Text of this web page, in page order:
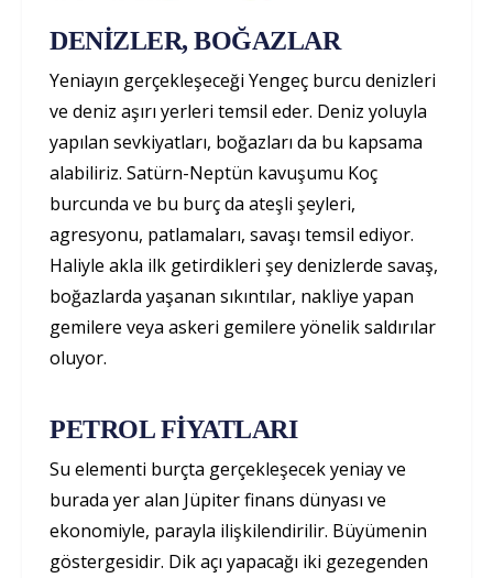
DENİZLER, BOĞAZLAR
Yeniayın gerçekleşeceği Yengeç burcu denizleri
ve deniz aşırı yerleri temsil eder. Deniz yoluyla
yapılan sevkiyatları, boğazları da bu kapsama
alabiliriz. Satürn-Neptün kavuşumu Koç
burcunda ve bu burç da ateşli şeyleri,
agresyonu, patlamaları, savaşı temsil ediyor.
Haliyle akla ilk getirdikleri şey denizlerde savaş,
boğazlarda yaşanan sıkıntılar, nakliye yapan
gemilere veya askeri gemilere yönelik saldırılar
oluyor.
PETROL FİYATLARI
Su elementi burçta gerçekleşecek yeniay ve
burada yer alan Jüpiter finans dünyası ve
ekonomiyle, parayla ilişkilendirilir. Büyümenin
göstergesidir. Dik açı yapacağı iki gezegenden